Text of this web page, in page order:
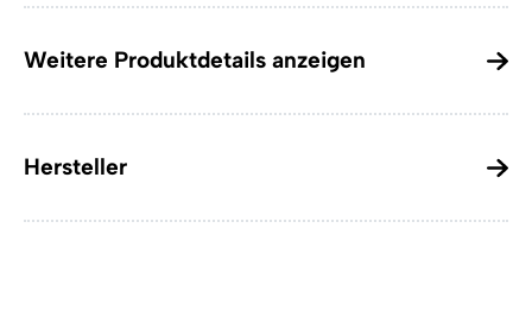
Weitere Produktdetails anzeigen
Hersteller